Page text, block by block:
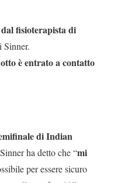
fisioterapista di
Sinner.
è entrato a contatto
di Indian
ha detto che “mi
per essere sicuro